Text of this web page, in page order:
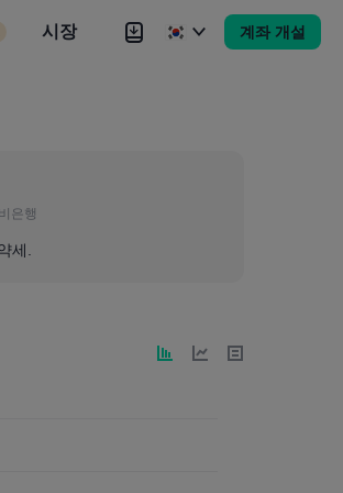
시장 계좌 개설
전략 Brokers 더
은행
세.